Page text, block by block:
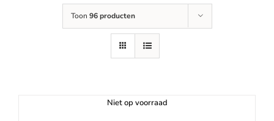
Toon 96 producten
Niet op voorraad